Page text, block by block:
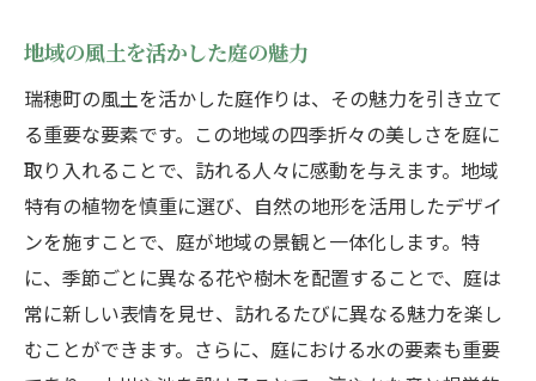
地域の風土を活かした庭の魅力
瑞穂町の風土を活かした庭作りは、その魅力を引き立て
る重要な要素です。この地域の四季折々の美しさを庭に
取り入れることで、訪れる人々に感動を与えます。地域
特有の植物を慎重に選び、自然の地形を活用したデザイ
ンを施すことで、庭が地域の景観と一体化します。特
に、季節ごとに異なる花や樹木を配置することで、庭は
常に新しい表情を見せ、訪れるたびに異なる魅力を楽し
むことができます。さらに、庭における水の要素も重要